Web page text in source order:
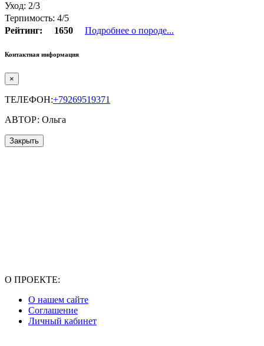
Уход: 2/3
Терпимость: 4/5
Рейтинг:
1650 Подробнее о породе...
Контактная информация
×
ТЕЛЕФОН:+79269519371
АВТОР: Ольга
Закрыть
О ПРОЕКТЕ:
О нашем сайте
Соглашение
Личный кабинет